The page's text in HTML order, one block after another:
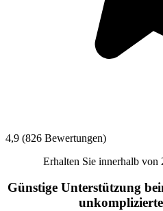
4,9 (826 Bewertungen)
Erhalten Sie innerhalb
Günstige Unterstützung